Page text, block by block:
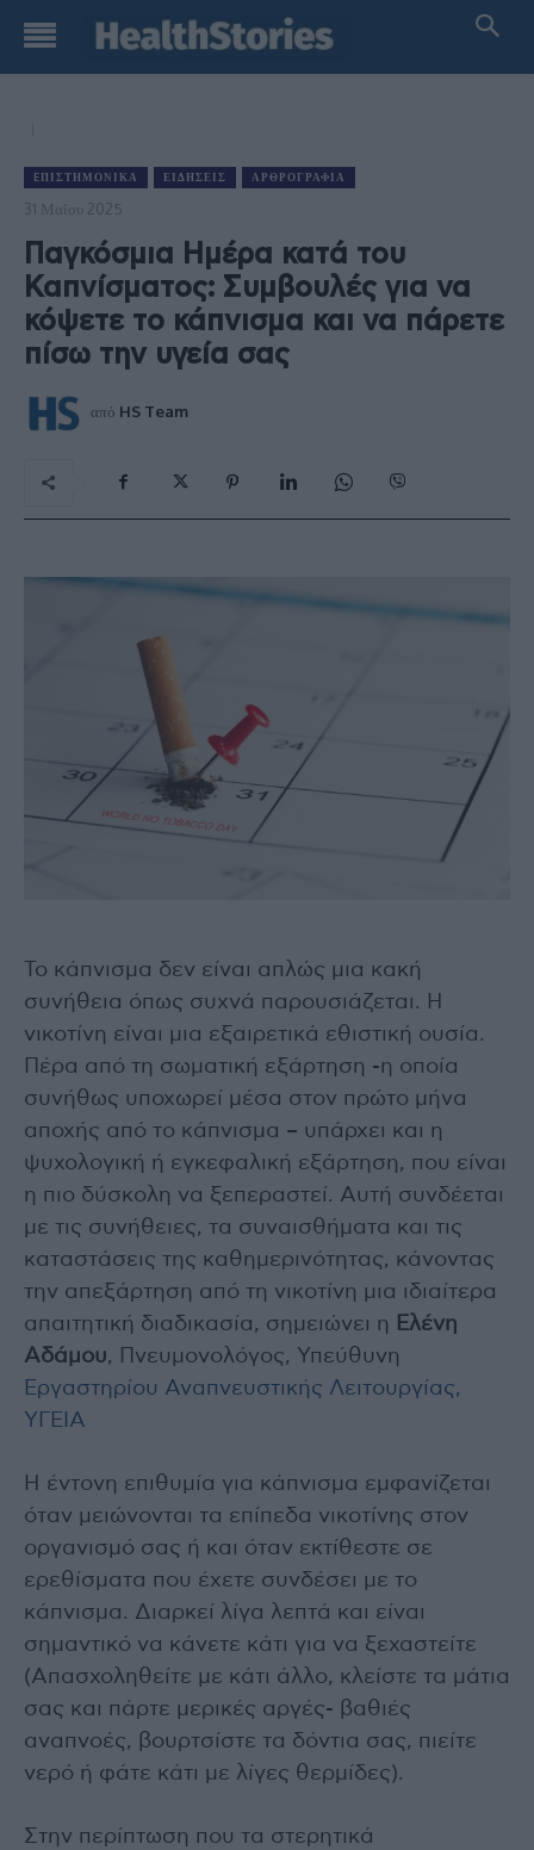
EΠΙΣΤΗΜΟΝΙΚΆ ΕΙΔΉΣΕΙΣ ΑΡΘΡΟΓΡΑΦΊΑ
31 Μαΐου 2025
Παγκόσμια Ημέρα κατά του
Καπνίσματος: Συμβουλές για να
κόψετε το κάπνισμα και να πάρετε
πίσω την υγεία σας
από HS Team
Το κάπνισμα δεν είναι απλώς μια κακή
συνήθεια όπως συχνά παρουσιάζεται. Η
νικοτίνη είναι μια εξαιρετικά εθιστική ουσία.
Πέρα από τη σωματική εξάρτηση -η οποία
συνήθως υποχωρεί μέσα στον πρώτο μήνα
αποχής από το κάπνισμα – υπάρχει και η
ψυχολογική ή εγκεφαλική εξάρτηση, που είναι
η πιο δύσκολη να ξεπεραστεί. Αυτή συνδέεται
με τις συνήθειες, τα συναισθήματα και τις
καταστάσεις της καθημερινότητας, κάνοντας
την απεξάρτηση από τη νικοτίνη μια ιδιαίτερα
απαιτητική διαδικασία, σημειώνει η
Ελένη
Αδάμου, Πνευμονολόγος, Υπεύθυνη
Εργαστηρίου Αναπνευστικής Λειτουργίας,
ΥΓΕΙΑ
Η έντονη επιθυμία για κάπνισμα εμφανίζεται
όταν μειώνονται τα επίπεδα νικοτίνης στον
οργανισμό σας ή και όταν εκτίθεστε σε
ερεθίσματα που έχετε συνδέσει με το
κάπνισμα. Διαρκεί λίγα λεπτά και είναι
σημαντικό να κάνετε κάτι για να ξεχαστείτε
(Απασχοληθείτε με κάτι άλλο, κλείστε τα μάτια
σας και πάρτε μερικές αργές- βαθιές
αναπνοές, βουρτσίστε τα δόντια σας, πιείτε
νερό ή φάτε κάτι με λίγες θερμίδες).
Στην περίπτωση που τα στερητικά